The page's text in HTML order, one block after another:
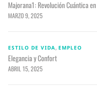
Majorana1: Revolución Cuántica
MARZO 9, 2025
ESTILO DE VIDA, EMPLEO
Elegancia y Confort
ABRIL 15, 2025